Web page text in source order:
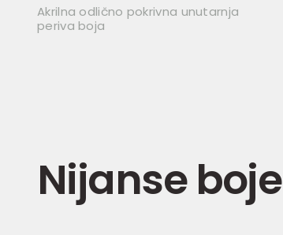
Akrilna odlično pokrivna unutarnja
periva boja
Nijanse boje